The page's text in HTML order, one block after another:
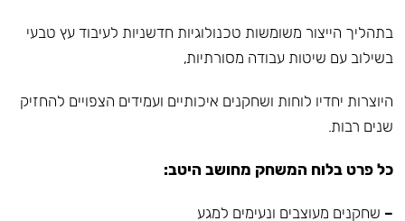
בתהליך הייצור משומשות טכנולוגיות חדשניות לעיבוד עץ טבעי
בשילוב עם שיטות עבודה מסורתיות,
היוצרות יחדיו לוחות ושחקנים איכותיים ועמידים הצפויים להחזיק
שנים רבות.
כל פרט בלוח המשחק מחושב היטב:
– שחקנים מעוצבים ונעימים למגע